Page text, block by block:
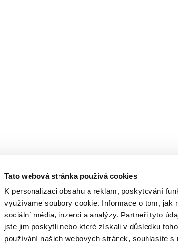
Tato webová stránka používá cookies
K personalizaci obsahu a reklam, poskytování
využíváme soubory cookie. Informace o tom,
sociální média, inzerci a analýzy. Partneři tyto
jste jim poskytli nebo které získali v důsledku
používání našich webových stránek, souhlasíte s